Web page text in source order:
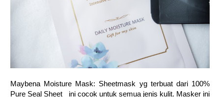
Maybena Moisture Mask: Sheetmask yg terbuat dari 100%
Pure Seal Sheet ini cocok untuk semua jenis kulit. Masker ini